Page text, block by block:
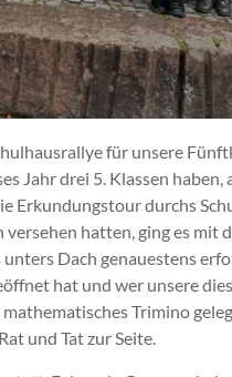
für unsere
Jahr drei 5. Klassen haben,
Erkundungstour durchs
hatten, ging es mit
Dach genauestens
hat und wer unsere
Trimino
und Tat zur Seite.